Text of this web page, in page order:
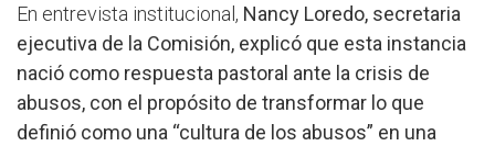
En entrevista institucional, Nancy Loredo, secretaria
ejecutiva de la Comisión, explicó que esta instancia
nació como respuesta pastoral ante la crisis de
abusos, con el propósito de transformar lo que
definió como una “cultura de los abusos” en una